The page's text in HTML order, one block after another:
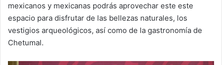
mexicanos y mexicanas podrás aprovechar este este
espacio para disfrutar de las bellezas naturales, los
vestigios arqueológicos, así como de la gastronomía de
Chetumal.